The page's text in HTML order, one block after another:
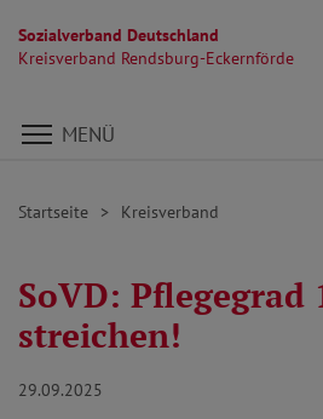
Sozialverband Deutschland
Kreisverband Rendsburg-Eckernförde
Direkt zu den Inhalten springen
MENÜ
Startseite Kreisverband
SoVD: Pflegegrad
streichen!
29.09.2025